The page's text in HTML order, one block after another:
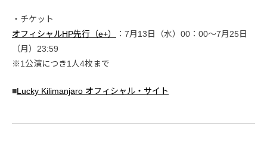
・チケット
オフィシャルHP先行（e+）
：7月13日（水）00：00〜7月25日
（月）23:59
※1公演につき1人4枚まで
■Lucky Kilimanjaro オフィシャル・サイト